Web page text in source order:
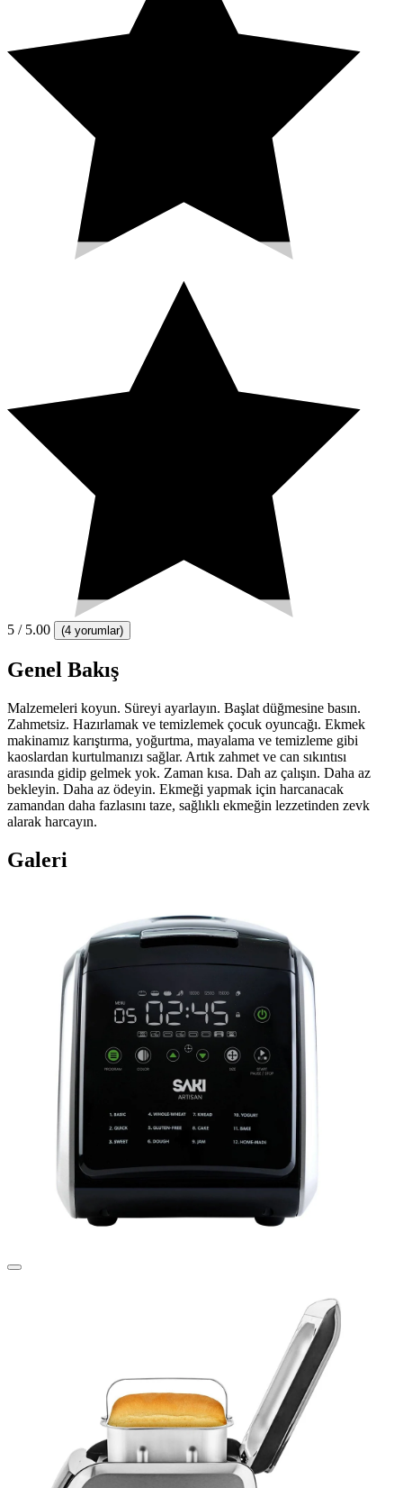
5 / 5.00 (4 yorumlar)
Genel Bakış
Malzemeleri koyun. Süreyi ayarlayın. Başlat düğmesine basın.
Zahmetsiz. Hazırlamak ve temizlemek çocuk oyuncağı. Ekmek
makinamız karıştırma, yoğurtma, mayalama ve temizleme gibi
kaoslardan kurtulmanızı sağlar. Artık zahmet ve can sıkıntısı
arasında gidip gelmek yok. Zaman kısa. Dah az çalışın. Daha az
bekleyin. Daha az ödeyin. Ekmeği yapmak için harcanacak
zamandan daha fazlasını taze, sağlıklı ekmeğin lezzetinden zevk
alarak harcayın.
Galeri